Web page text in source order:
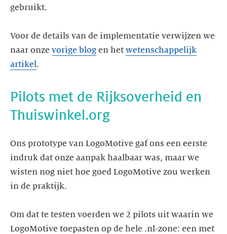
gebruikt.
Voor de details van de implementatie verwijzen we
naar onze vorige blog en het wetenschappelijk
artikel
Pilots met de Rijksoverheid en
Ons prototype van LogoMotive gaf ons een eerste
indruk dat onze aanpak haalbaar was, maar we
wisten nog niet hoe goed LogoMotive zou werken
in de praktijk.
Om dat te testen voerden we 2 pilots uit waarin we
LogoMotive toepasten op de hele .nl-zone: een met